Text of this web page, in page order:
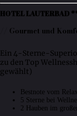
HOTEL LAUTERBAD
// Gourmet und
Ein 4-Sterne-
zu den Top
gewählt)
Bestnote vom
5 Sterne bei
2 Hauben im